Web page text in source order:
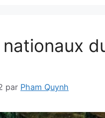
nationaux
par Pham Quynh